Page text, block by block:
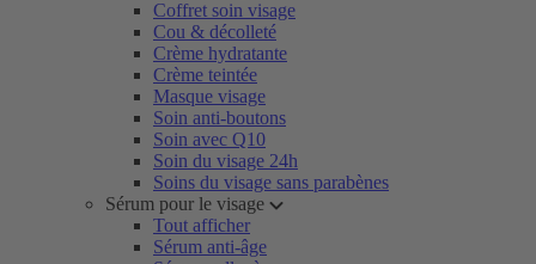
Coffret soin visage
Cou & décolleté
Crème hydratante
Crème teintée
Masque visage
Soin anti-boutons
Soin avec Q10
Soin du visage 24h
Soins du visage sans parabènes
Sérum pour le visage
Tout afficher
Sérum anti-âge